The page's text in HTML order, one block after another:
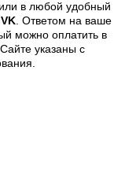
или в любой удобный
. Ответом на ваше
можно оплатить в
указаны с